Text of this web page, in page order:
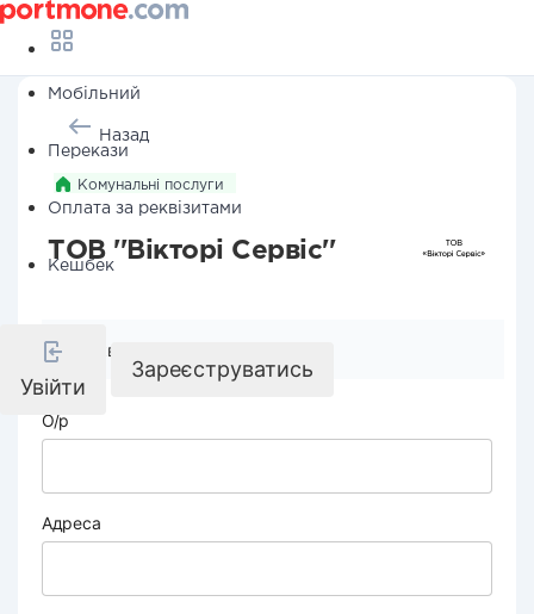
Мобільний
Перекази
Оплата за реквізитами
Кешбек
Увійти
Зареєструватись
Назад
Комунальні послуги
ТОВ ''Вікторі Сервіс''
Реквізити компанії
О/р
Адреса